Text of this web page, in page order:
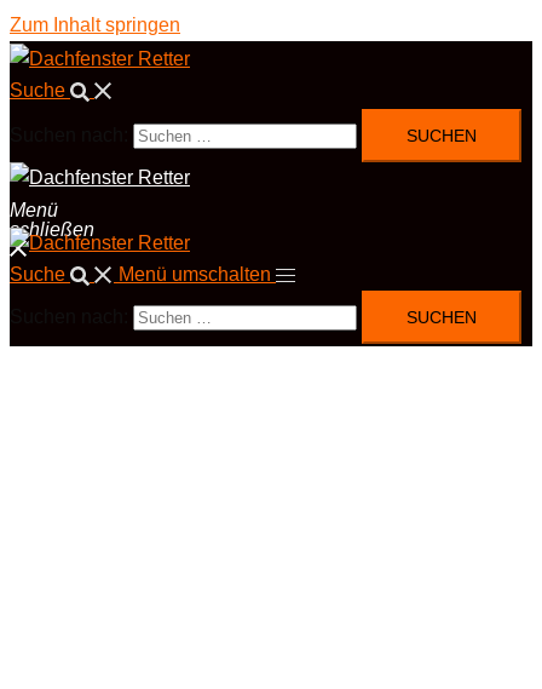
Zum Inhalt springen
Suche
Menü
schließen
Suche Menü umschalten